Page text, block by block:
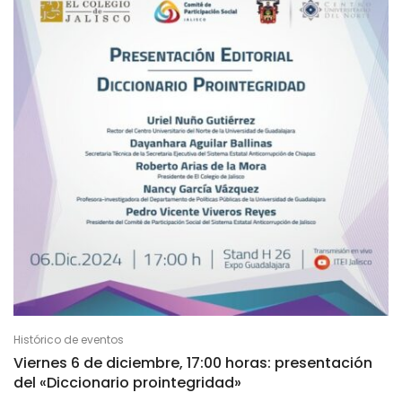
Histórico de eventos
Viernes 6 de diciembre, 17:00 horas: presentación
del «Diccionario prointegridad»